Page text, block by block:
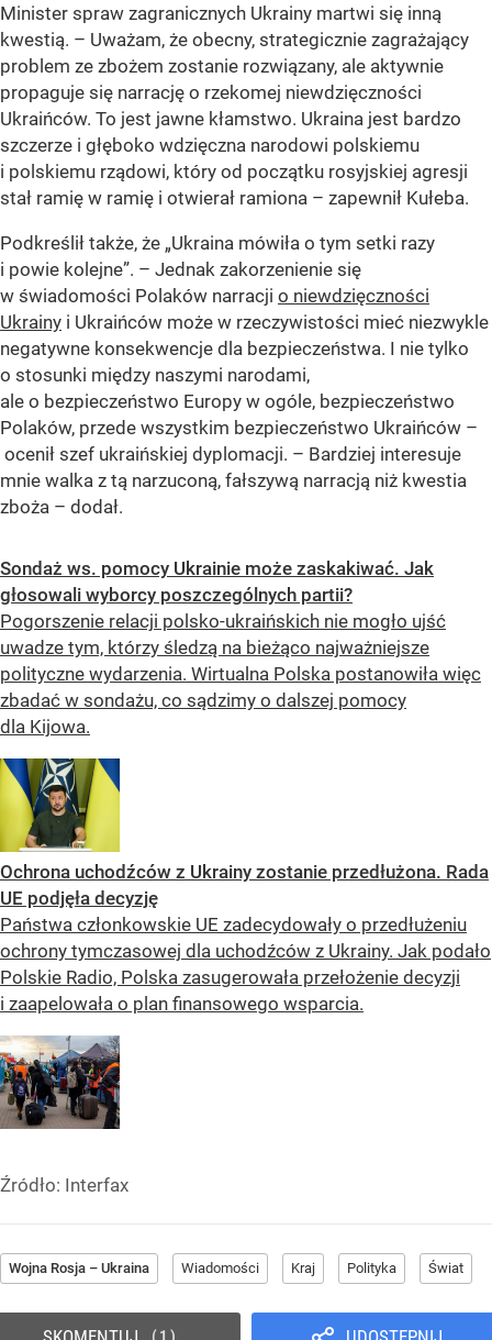
Minister spraw zagranicznych Ukrainy martwi się inną
kwestią. – Uważam, że obecny, strategicznie zagrażający
problem ze zbożem zostanie rozwiązany, ale aktywnie
propaguje się narrację o rzekomej niewdzięczności
Ukraińców. To jest jawne kłamstwo. Ukraina jest bardzo
szczerze i głęboko wdzięczna narodowi polskiemu
i polskiemu rządowi, który od początku rosyjskiej agresji
stał ramię w ramię i otwierał ramiona – zapewnił Kułeba.
Podkreślił także, że „Ukraina mówiła o tym setki razy
i powie kolejne”. – Jednak zakorzenienie się
w świadomości Polaków narracji o niewdzięczności
Ukrainy i Ukraińców może w rzeczywistości mieć niezwykle
negatywne konsekwencje dla bezpieczeństwa. I nie tylko
o stosunki między naszymi narodami,
ale o bezpieczeństwo Europy w ogóle, bezpieczeństwo
Polaków, przede wszystkim bezpieczeństwo Ukraińców –
ocenił szef ukraińskiej dyplomacji. – Bardziej interesuje
mnie walka z tą narzuconą, fałszywą narracją niż kwestia
zboża – dodał.
Sondaż ws. pomocy Ukrainie może zaskakiwać. Jak
głosowali wyborcy poszczególnych partii?
Pogorszenie relacji polsko-ukraińskich nie mogło ujść
uwadze tym, którzy śledzą na bieżąco najważniejsze
polityczne wydarzenia. Wirtualna Polska postanowiła więc
zbadać w sondażu, co sądzimy o dalszej pomocy
dla Kijowa.
Ochrona uchodźców z Ukrainy zostanie przedłużona. Rada
UE podjęła decyzję
Państwa członkowskie UE zadecydowały o przedłużeniu
ochrony tymczasowej dla uchodźców z Ukrainy. Jak podało
Polskie Radio, Polska zasugerowała przełożenie decyzji
i zaapelowała o plan finansowego wsparcia.
Źródło: Interfax
Wojna Rosja – Ukraina Wiadomości Kraj Polityka Świat